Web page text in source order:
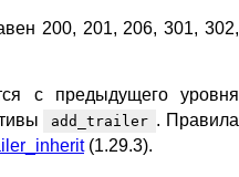
200, 201, 206, 301, 302,
с предыдущего уровня
add_trailer . Правила
(1.29.3).